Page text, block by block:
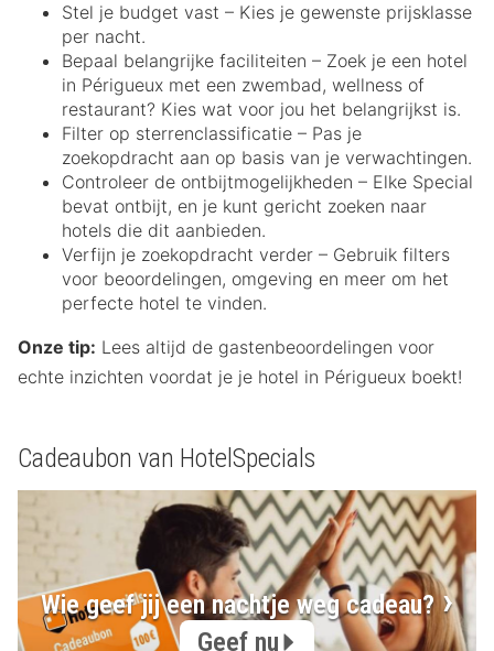
Stel je budget vast – Kies je gewenste prijsklasse
per nacht.
Bepaal belangrijke faciliteiten – Zoek je een hotel
in Périgueux met een zwembad, wellness of
restaurant? Kies wat voor jou het belangrijkst is.
Filter op sterrenclassificatie – Pas je
zoekopdracht aan op basis van je verwachtingen.
Controleer de ontbijtmogelijkheden – Elke Special
bevat ontbijt, en je kunt gericht zoeken naar
hotels die dit aanbieden.
Verfijn je zoekopdracht verder – Gebruik filters
voor beoordelingen, omgeving en meer om het
perfecte hotel te vinden.
Onze tip: Lees altijd de gastenbeoordelingen voor
echte inzichten voordat je je hotel in Périgueux boekt!
Cadeaubon van HotelSpecials
Wie geef jij een nachtje weg cadeau?
Geef nu